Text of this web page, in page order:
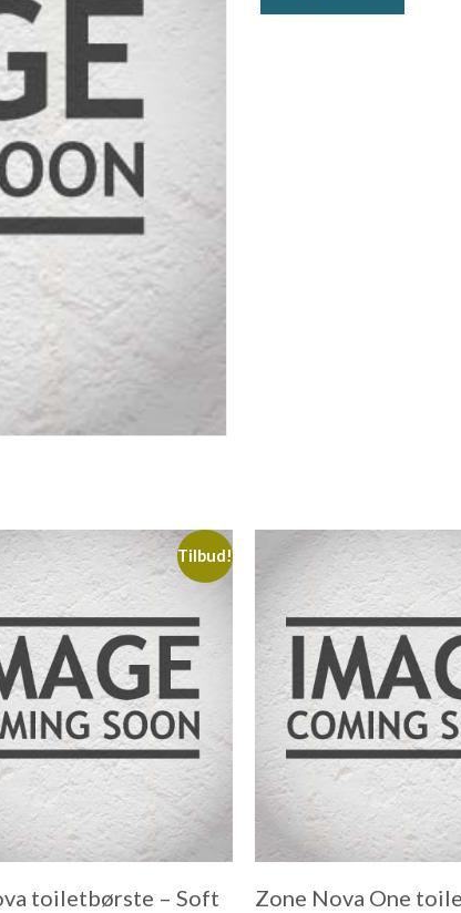
Tilbud!
toiletbørste – Soft
Zone Nova One